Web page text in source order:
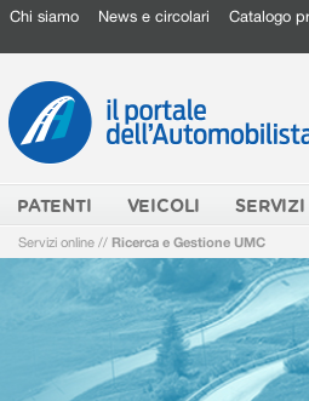
Chi siamo News e circolari Catalogo
PATENTI VEICOLI
Servizi online // Ricerca e Gestione UMC